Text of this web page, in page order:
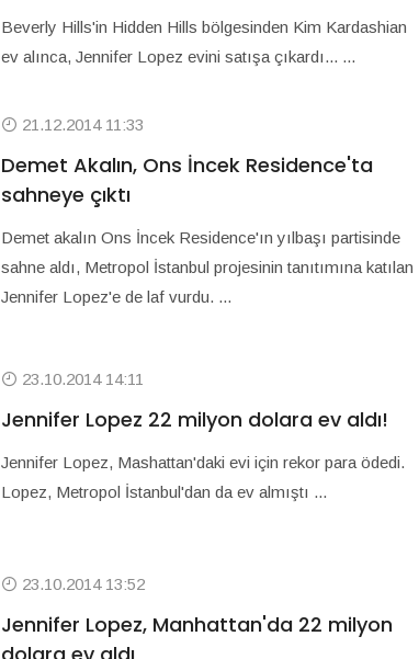
Beverly Hills'in Hidden Hills bölgesinden Kim Kardashian
ev alınca, Jennifer Lopez evini satışa çıkardı... ...
21.12.2014 11:33
Demet Akalın, Ons İncek Residence'ta
sahneye çıktı
Demet akalın Ons İncek Residence'ın yılbaşı partisinde
sahne aldı, Metropol İstanbul projesinin tanıtımına katılan
Jennifer Lopez'e de laf vurdu. ...
23.10.2014 14:11
Jennifer Lopez 22 milyon dolara ev aldı!
Jennifer Lopez, Mashattan'daki evi için rekor para ödedi.
Lopez, Metropol İstanbul'dan da ev almıştı ...
23.10.2014 13:52
Jennifer Lopez, Manhattan'da 22 milyon
dolara ev aldı